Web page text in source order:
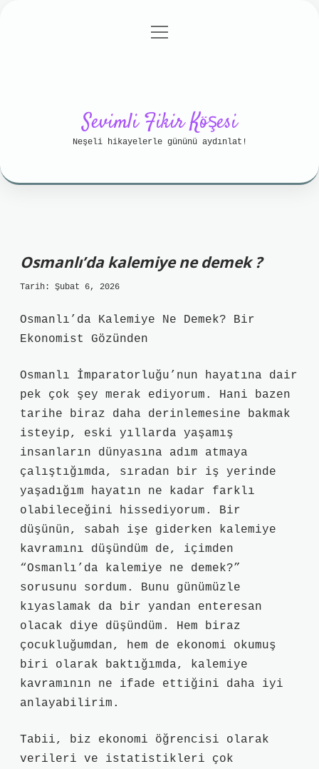
Gizlilik Politikası
menüyü
Sevimli Fikir Köşesi
Neşeli hikayelerle gününü aydınlat!
Osmanlı’da kalemiye ne demek ?
Tarih: Şubat 6, 2026
Osmanlı’da Kalemiye Ne Demek? Bir
Ekonomist Gözünden
Osmanlı İmparatorluğu’nun hayatına dair
pek çok şey merak ediyorum. Hani bazen
tarihe biraz daha derinlemesine bakmak
isteyip, eski yıllarda yaşamış
insanların dünyasına adım atmaya
çalıştığımda, sıradan bir iş yerinde
yaşadığım hayatın ne kadar farklı
olabileceğini hissediyorum. Bir
düşünün, sabah işe giderken kalemiye
kavramını düşündüm de, içimden
“Osmanlı’da kalemiye ne demek?”
sorusunu sordum. Bunu günümüzle
kıyaslamak da bir yandan enteresan
olacak diye düşündüm. Hem biraz
çocukluğumdan, hem de ekonomi okumuş
biri olarak baktığımda, kalemiye
kavramının ne ifade ettiğini daha iyi
anlayabilirim.
Tabii, biz ekonomi öğrencisi olarak
verileri ve istatistikleri çok